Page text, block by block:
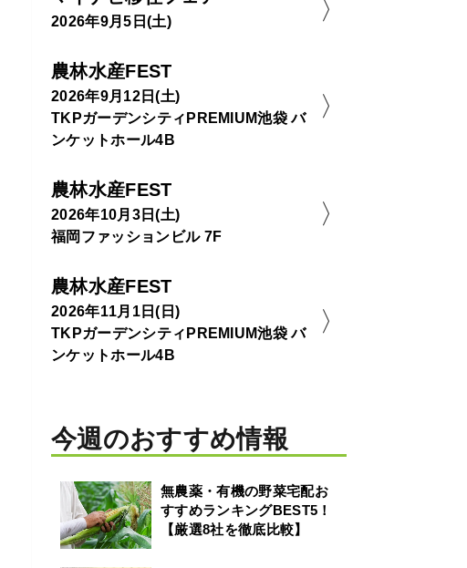
2026年9月5日(土)
農林水産FEST
2026年9月12日(土)
TKPガーデンシティPREMIUM池袋 バ
ンケットホール4B
農林水産FEST
2026年10月3日(土)
福岡ファッションビル 7F
農林水産FEST
2026年11月1日(日)
TKPガーデンシティPREMIUM池袋 バ
ンケットホール4B
今週のおすすめ情報
無農薬・有機の野菜宅配お
すすめランキングBEST5！
【厳選8社を徹底比較】